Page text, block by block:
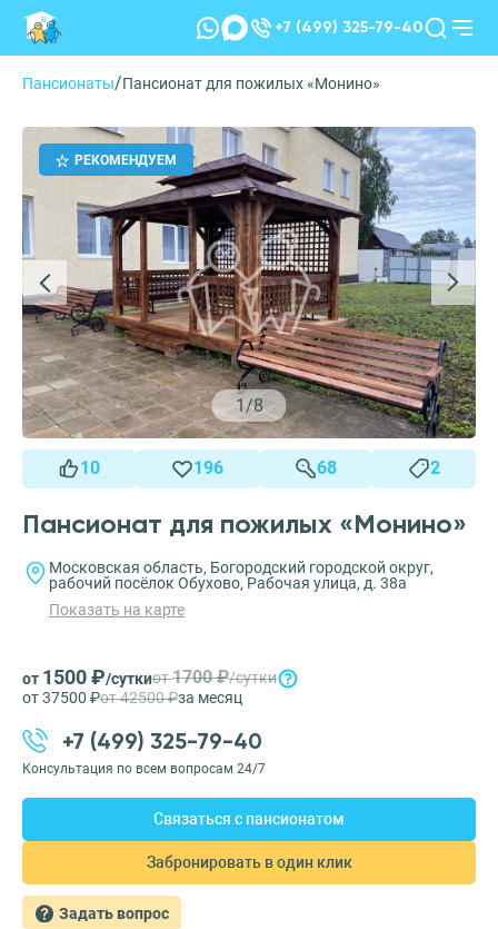
+7 (499) 325-79-40
Пансионаты/Пансионат для пожилых «Монино»
1 /8
РЕКОМЕНДУЕМ
10 196 68 2
Пансионат для пожилых «Монино»
Московская область, Богородский городской округ,
рабочий посёлок Обухово, Рабочая улица, д. 38а
Показать на карте
от 1500 ₽/суткиот1700 ₽/сутки
от 37500 ₽от 42500 ₽за месяц
+7 (499) 325-79-40
Консультация по всем вопросам 24/7
Связаться с пансионатом
Забронировать в один клик
Задать вопрос